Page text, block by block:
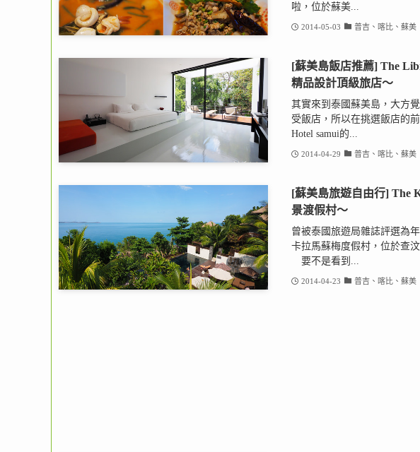
啦，位於蘇美...
2014-05-03 普吉、喀比、蘇美
[蘇美島飯店推薦] The
精品設計頂級旅店～
其實來到泰國蘇美島，大方
受飯店，所以在挑選飯店的
Hotel samui的...
2014-04-29 普吉、喀比、蘇美
[蘇美島旅遊自由行] The
景渡假村～
曾被泰國旅遊局雜誌評選為
卡拉馬蘇梅度假村，位於查汶
要不是看到...
2014-04-23 普吉、喀比、蘇美